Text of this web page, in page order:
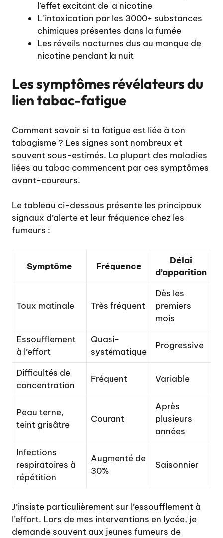
l’effet excitant de la nicotine
L’intoxication par les 3000+ substances
chimiques présentes dans la fumée
Les réveils nocturnes dus au manque de
nicotine pendant la nuit
Les symptômes révélateurs du
lien tabac-fatigue
Comment savoir si ta fatigue est liée à ton
tabagisme ? Les signes sont nombreux et
souvent sous-estimés. La plupart des maladies
liées au tabac commencent par ces symptômes
avant-coureurs.
Le tableau ci-dessous présente les principaux
signaux d’alerte et leur fréquence chez les
fumeurs :
Symptôme Fréquence
Délai
d’apparition
Toux matinale Très fréquent
Dès les
premiers
mois
Essoufflement
à l’effort
Quasi-
systématique
Progressive
Difficultés de
concentration
Fréquent Variable
Peau terne,
teint grisâtre
Courant
Après
plusieurs
années
Infections
respiratoires à
répétition
Augmenté de
30%
Saisonnier
J’insiste particulièrement sur l’essoufflement à
l’effort. Lors de mes interventions en lycée, je
demande souvent aux jeunes fumeurs de